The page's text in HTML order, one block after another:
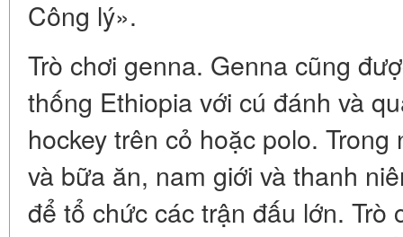
Công lý».
Trò chơi genna. Genna cũng
thống Ethiopia với cú đánh và
hockey trên cỏ hoặc polo.
và bữa ăn, nam giới và thanh
để tổ chức các trận đấu lớn. Trò